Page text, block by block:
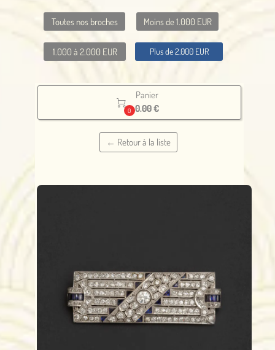
1.000 à 2.000 EUR
Toutes nos broches Moins de 1.000 EUR
Plus de 2.000 EUR

0
Panier
0.00 €
← Retour à la liste